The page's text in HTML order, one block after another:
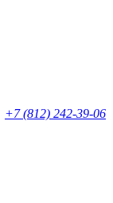
+7 (812) 242-39-06